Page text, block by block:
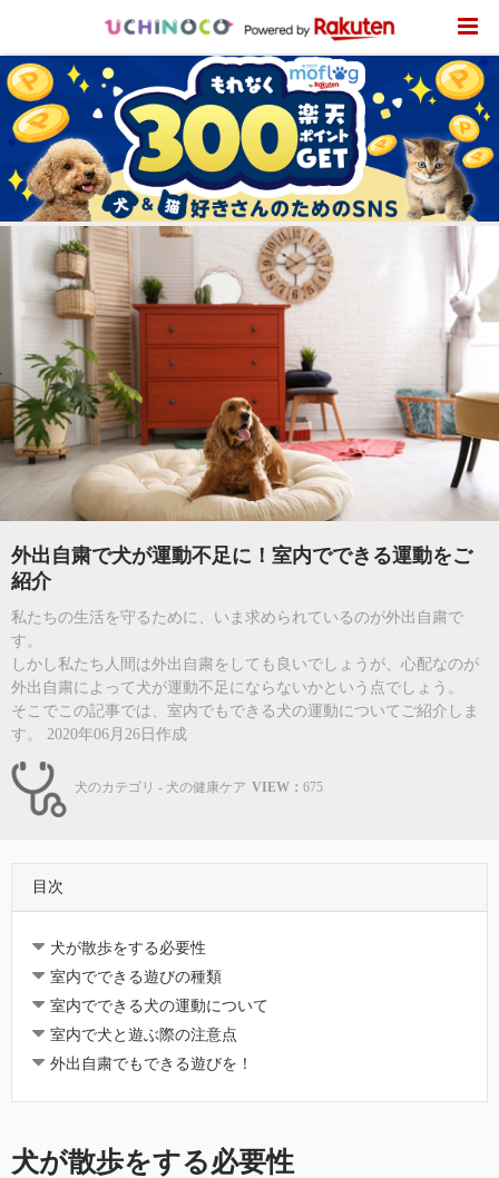
外出自粛で犬が運動不足に！室内でできる運動をご
紹介
私たちの生活を守るために、いま求められているのが外出自粛で
す。
しかし私たち人間は外出自粛をしても良いでしょうが、心配なのが
外出自粛によって犬が運動不足にならないかという点でしょう。
そこでこの記事では、室内でもできる犬の運動についてご紹介しま
す。 2020年06月26日作成
犬のカテゴリ - 犬の健康ケア VIEW： 675
目次
犬が散歩をする必要性
室内でできる遊びの種類
室内でできる犬の運動について
室内で犬と遊ぶ際の注意点
外出自粛でもできる遊びを！
犬が散歩をする必要性